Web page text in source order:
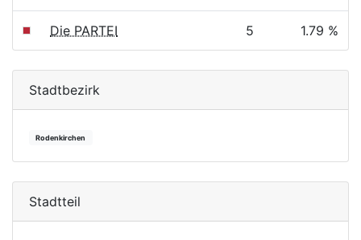
Die PARTEI 5 1.79 %
Stadtbezirk
Rodenkirchen
Stadtteil